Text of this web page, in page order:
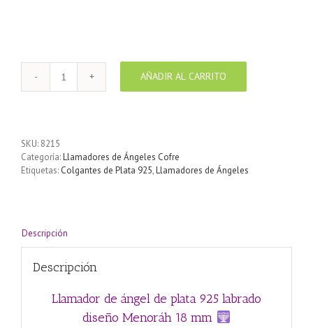
Llamador
de
labrado
diseño
AÑADIR AL CARRITO
SKU: 8215
Categoría:Llamadores de Ángeles Cofre
Etiquetas: Colgantes de Plata 925,Llamadores de Ángeles
Descripción
Descripción
Llamador de ángel de plata 925 labrado
diseño Menoráh 18 mm